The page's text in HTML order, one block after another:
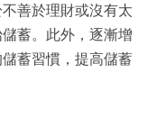
善於理財或沒有太
蓄。此外，逐漸增
蓄習慣，提高儲蓄